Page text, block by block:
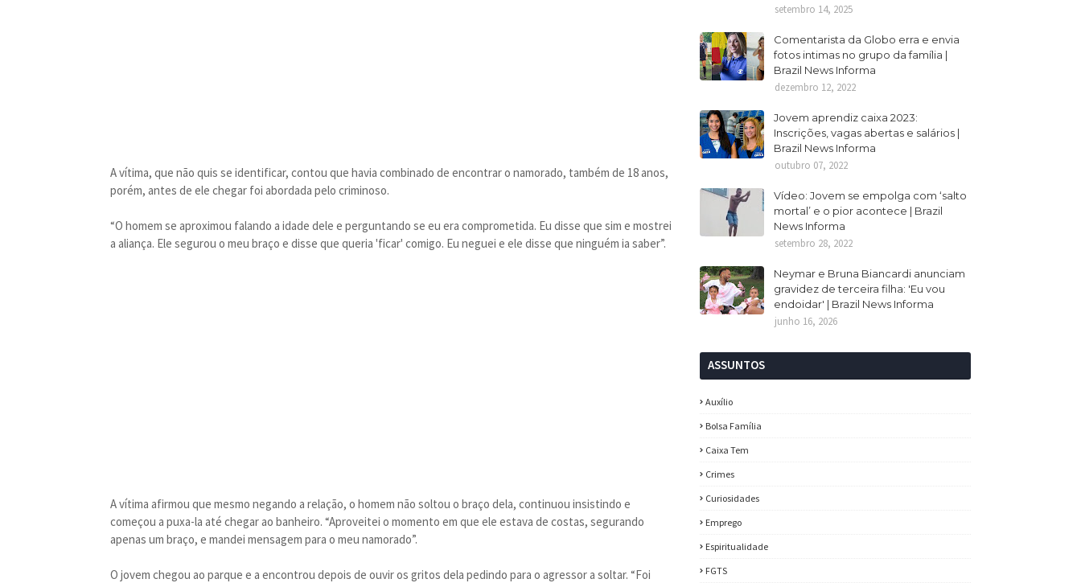
A vítima, que não quis se identificar, contou que havia combinado de encontrar o namorado, também de 18 anos,
porém, antes de ele chegar foi abordada pelo criminoso.
“O homem se aproximou falando a idade dele e perguntando se eu era comprometida. Eu disse que sim e mostrei
a aliança. Ele segurou o meu braço e disse que queria 'ficar' comigo. Eu neguei e ele disse que ninguém ia saber”.
A vítima afirmou que mesmo negando a relação, o homem não soltou o braço dela, continuou insistindo e
começou a puxa-la até chegar ao banheiro. “Aproveitei o momento em que ele estava de costas, segurando
apenas um braço, e mandei mensagem para o meu namorado”.
O jovem chegou ao parque e a encontrou depois de ouvir os gritos dela pedindo para o agressor a soltar. “Foi
setembro 14, 2025
Comentarista da Globo erra e envia
fotos intimas no grupo da família |
Brazil News Informa
dezembro 12, 2022
Jovem aprendiz caixa 2023:
Inscrições, vagas abertas e salários |
Brazil News Informa
outubro 07, 2022
Vídeo: Jovem se empolga com ‘salto
mortal’ e o pior acontece | Brazil
News Informa
setembro 28, 2022
Neymar e Bruna Biancardi anunciam
gravidez de terceira filha: 'Eu vou
endoidar' | Brazil News Informa
junho 16, 2026
ASSUNTOS
Auxílio
Bolsa Família
Caixa Tem
Crimes
Curiosidades
Emprego
Espiritualidade
FGTS